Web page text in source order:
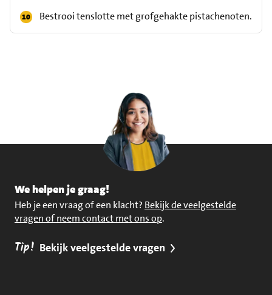
Bestrooi tenslotte met grofgehakte pistachenoten.
We helpen je graag!
Heb je een vraag of een klacht? Bekijk de veelgestelde
vragen of neem contact met ons op.
Tip! Bekijk veelgestelde vragen